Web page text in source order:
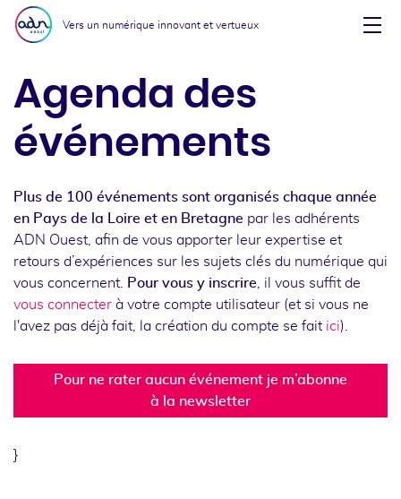
Aller au menu
Aller au contenu
Vers un numérique innovant et vertueux
Agenda des
événements
Plus de 100 événements sont organisés chaque année
en Pays de la Loire et en Bretagne par les adhérents
ADN Ouest, afin de vous apporter leur expertise et
retours d’expériences sur les sujets clés du numérique qui
vous concernent.
Pour vous y inscrire , il vous suffit de
vous connecter à votre compte utilisateur (et si vous ne
l'avez pas déjà fait, la création du compte se fait ici).
Pour ne rater aucun événement je m’abonne
à la newsletter
}